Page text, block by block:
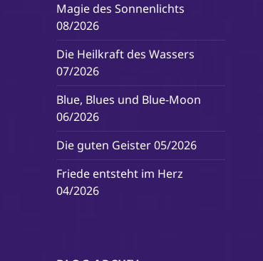
Magie des Sonnenlichts
08/2026
Die Heilkraft des Wassers
07/2026
Blue, Blues und Blue-Moon
06/2026
Die guten Geister 05/2026
Friede entsteht im Herz
04/2026